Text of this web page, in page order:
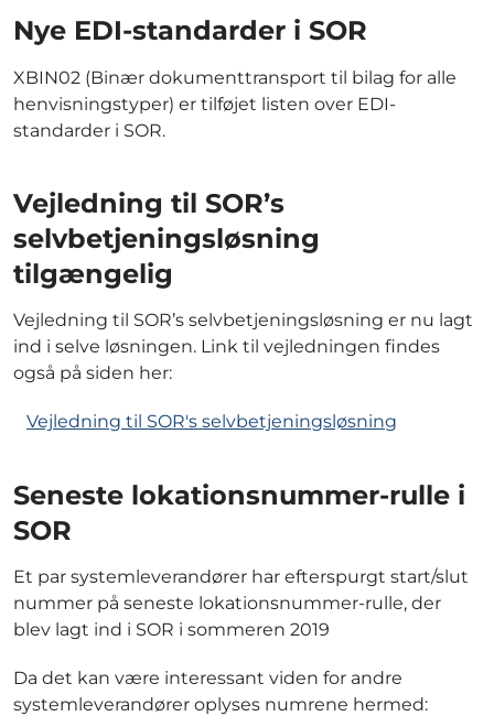
Nye EDI-standarder i SOR
XBIN02 (Binær dokumenttransport til bilag for alle
henvisningstyper) er tilføjet listen over EDI-
standarder i SOR.
Vejledning til SOR’s
selvbetjeningsløsning
tilgængelig
Vejledning til SOR’s selvbetjeningsløsning er nu lagt
ind i selve løsningen. Link til vejledningen findes
også på siden her:
Vejledning til SOR's selvbetjeningsløsning
Seneste lokationsnummer-rulle i
SOR
Et par systemleverandører har efterspurgt start/slut
nummer på seneste lokationsnummer-rulle, der
blev lagt ind i SOR i sommeren 2019
Da det kan være interessant viden for andre
systemleverandører oplyses numrene hermed: